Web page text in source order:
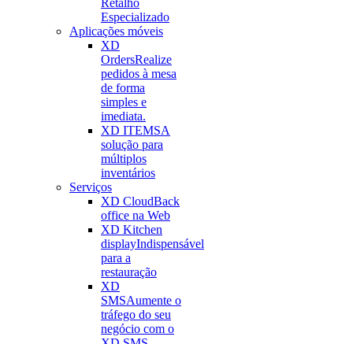
Retalho
Especializado
Aplicações móveis
XD
OrdersRealize
pedidos à mesa
de forma
simples e
imediata.
XD ITEMSA
solução para
múltiplos
inventários
Serviços
XD CloudBack
office na Web
XD Kitchen
displayIndispensável
para a
restauração
XD
SMSAumente o
tráfego do seu
negócio com o